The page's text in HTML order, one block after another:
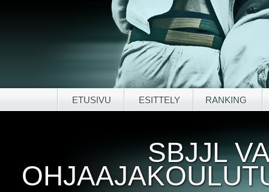
ETUSIVU ESITTELY RANKING
SBJJL